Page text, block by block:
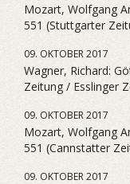
Mozart, Wolfgang
551 (Stuttgarter
09. OKTOBER 2017
Wagner, Richard:
Zeitung / Esslinger
09. OKTOBER 2017
Mozart, Wolfgang
551 (Cannstatter
09. OKTOBER 2017